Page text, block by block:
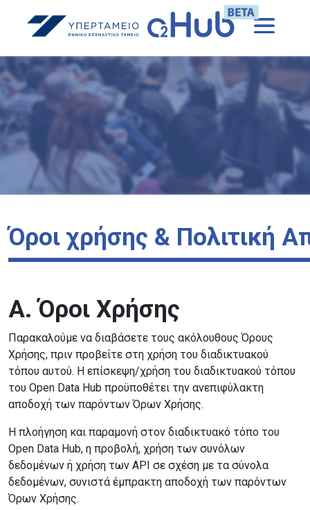
Όροι χρήσης & Πολιτική
Α. Όροι Χρήσης
Παρακαλούμε να διαβάσετε τους ακόλουθους Όρους
Χρήσης, πριν προβείτε στη χρήση του διαδικτυακού
τόπου αυτού. Η επίσκεψη/χρήση του διαδικτυακού τόπου
του Open Data Hub προϋποθέτει την ανεπιφύλακτη
αποδοχή των παρόντων Όρων Χρήσης.
Η πλοήγηση και παραμονή στον διαδικτυακό τόπο του
Open Data Hub, η προβολή, χρήση των συνόλων
δεδομένων ή χρήση των API σε σχέση με τα σύνολα
δεδομένων, συνιστά έμπρακτη αποδοχή των παρόντων
Όρων Χρήσης.